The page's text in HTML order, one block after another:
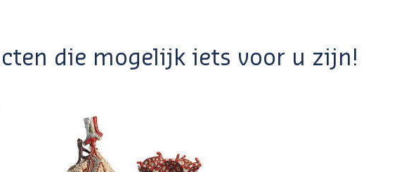
die mogelijk iets voor u zijn!